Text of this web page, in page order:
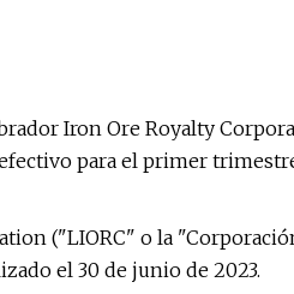
Iron Ore Royalty
para el primer
("LIORC" o la
el 30 de junio de 2023.